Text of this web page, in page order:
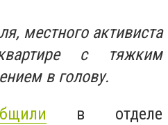
местного активиста
с тяжким
в голову.
в отделе